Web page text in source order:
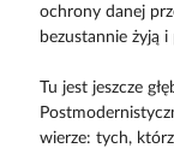
ochrony danej
bezustannie żyją
Tu jest jeszcze
wierze: tych,